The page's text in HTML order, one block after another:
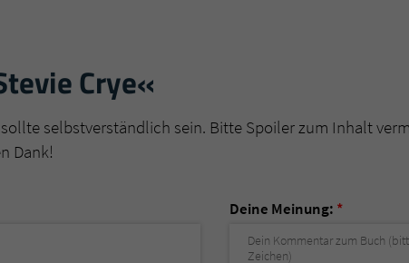
Crye«
selbstverständlich sein. Bitte Spoiler zum Inhalt
Dank!
Deine Meinung: *